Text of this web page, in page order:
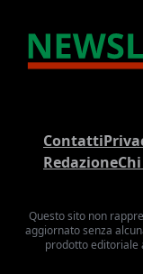
Contatti
Redazione
Questo sito non
aggiornato senza
prodotto editoriale